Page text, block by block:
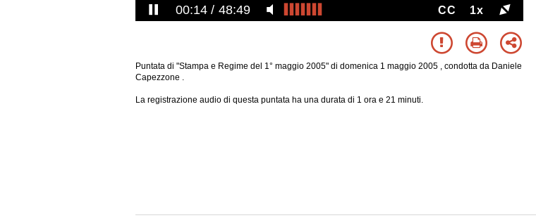
00:14 48:49 CC 1x
Puntata di "Stampa e Regime del 1° maggio 2005" di domenica 1 maggio 2005 , condotta da Daniele
Capezzone .
La registrazione audio di questa puntata ha una durata di 1 ora e 21 minuti.